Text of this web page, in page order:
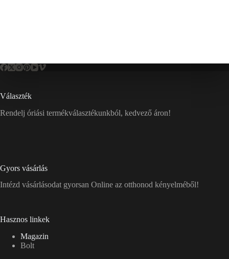
Választék
Rendelj óriási termékválasztékunkból, kedvező áron!
Gyors vásárlás
Intézd vásárlásodat gyorsan Online az otthonod kényelméből!
Hasznos linkek
Magazin
Bolt